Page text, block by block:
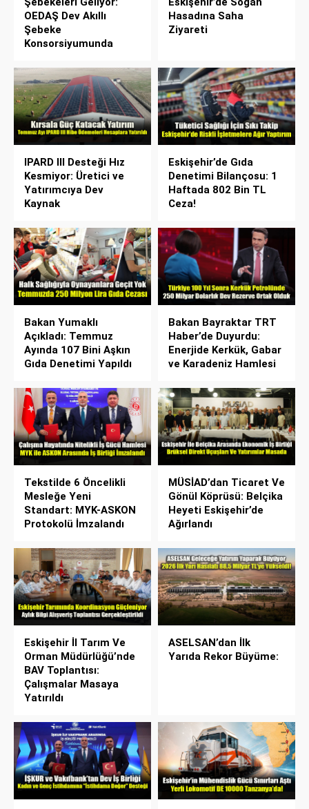
OEDAŞ Dev Akıllı
Şebeke
Konsorsiyumunda
Hasadına Saha
Ziyareti
IPARD III Desteği Hız
Kesmiyor: Üretici ve
Yatırımcıya Dev
Kaynak
Eskişehir’de Gıda
Denetimi Bilançosu: 1
Haftada 802 Bin TL
Ceza!
Bakan Yumaklı
Açıkladı: Temmuz
Ayında 107 Bini Aşkın
Gıda Denetimi Yapıldı
Bakan Bayraktar TRT
Haber’de Duyurdu:
Enerjide Kerkük, Gabar
ve Karadeniz Hamlesi
Tekstilde 6 Öncelikli
Mesleğe Yeni
Standart: MYK-ASKON
Protokolü İmzalandı
MÜSİAD’dan Ticaret Ve
Gönül Köprüsü: Belçika
Heyeti Eskişehir’de
Ağırlandı
Eskişehir İl Tarım Ve
Orman Müdürlüğü’nde
BAV Toplantısı:
Çalışmalar Masaya
Yatırıldı
ASELSAN’dan İlk
Yarıda Rekor Büyüme: